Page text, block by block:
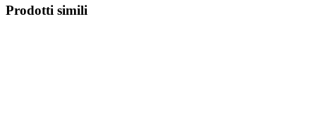
Prodotti simili